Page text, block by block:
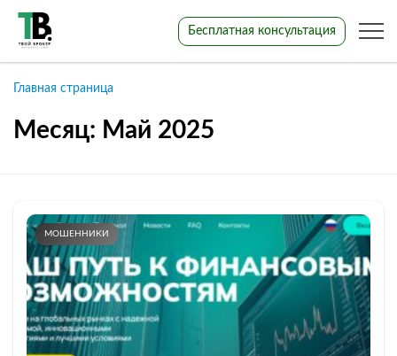
Бесплатная консультация
Главная страница
Месяц: Май 2025
МОШЕННИКИ